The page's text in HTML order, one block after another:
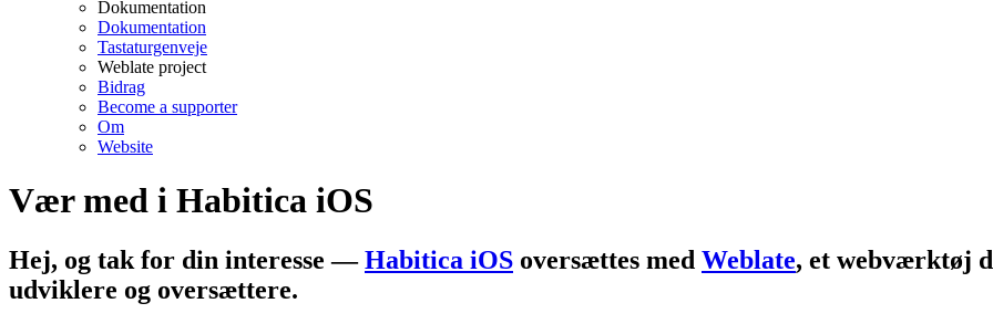
Dokumentation
Dokumentation
Tastaturgenveje
Weblate project
Bidrag
Become a supporter
Om
Website
Vær med i Habitica iOS
Hej, og tak for din interesse —Habitica iOS oversættes med Weblate, et webværktøj
udviklere og oversættere.